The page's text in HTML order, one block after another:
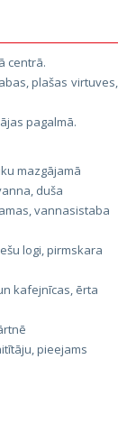
centrā.
plašas virtuves,
pagalmā.
mazgājamā
duša
vannasistaba
logi, pirmskara
kafejnīcas, ērta
pieejams